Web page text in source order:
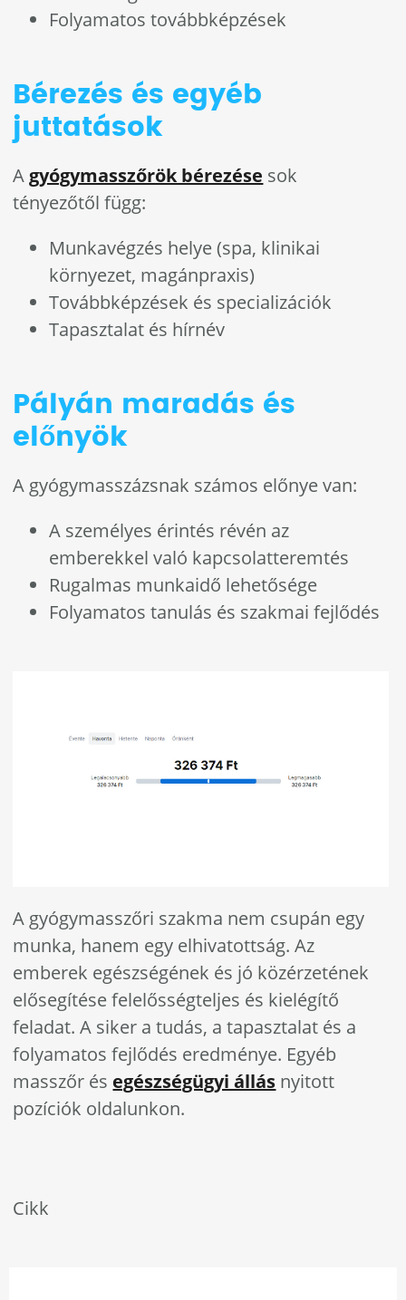
Folyamatos továbbképzések
Bérezés és egyéb
juttatások
A gyógymasszőrök bérezése sok
tényezőtől függ:
Munkavégzés helye (spa, klinikai
környezet, magánpraxis)
Továbbképzések és specializációk
Tapasztalat és hírnév
Pályán maradás és
előnyök
A gyógymasszázsnak számos előnye van:
A személyes érintés révén az
emberekkel való kapcsolatteremtés
Rugalmas munkaidő lehetősége
Folyamatos tanulás és szakmai fejlődés
A gyógymasszőri szakma nem csupán egy
munka, hanem egy elhivatottság. Az
emberek egészségének és jó közérzetének
elősegítése felelősségteljes és kielégítő
feladat. A siker a tudás, a tapasztalat és a
folyamatos fejlődés eredménye. Egyéb
masszőr és egészségügyi állás nyitott
pozíciók oldalunkon.
Cikk